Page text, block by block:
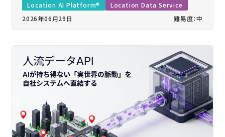
Location AI Platform®
Location Data Service
2026年06月29日
難易度：中